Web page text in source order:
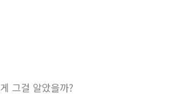
그걸 알았을까?